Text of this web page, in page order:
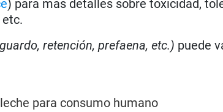
) para más detalles sobre toxicidad,
retención, prefaena, etc.) puede
para consumo humano